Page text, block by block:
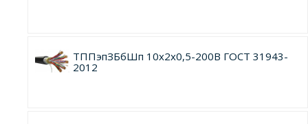
ТППэпЗБбШп 10х2х0,5-200В ГОСТ 31943-
2012